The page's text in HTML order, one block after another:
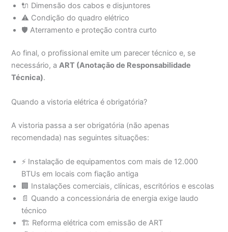
🔌 Dimensão dos cabos e disjuntores
⚠️ Condição do quadro elétrico
🛡️ Aterramento e proteção contra curto
Ao final, o profissional emite um parecer técnico e, se
necessário, aART (Anotação de Responsabilidade
Técnica).
Quando a vistoria elétrica é obrigatória?
A vistoria passa a ser obrigatória (não apenas
recomendada) nas seguintes situações:
⚡ Instalação de equipamentos com mais de 12.000
BTUs em locais com fiação antiga
🏢 Instalações comerciais, clínicas, escritórios e escolas
📄 Quando a concessionária de energia exige laudo
técnico
🏗️ Reforma elétrica com emissão de ART